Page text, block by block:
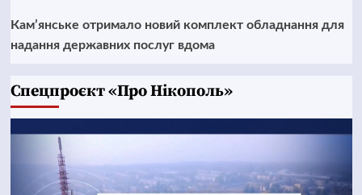
Кам’янське отримало новий комплект обладнання для
надання державних послуг вдома
Cпецпроєкт «Про Нікополь»